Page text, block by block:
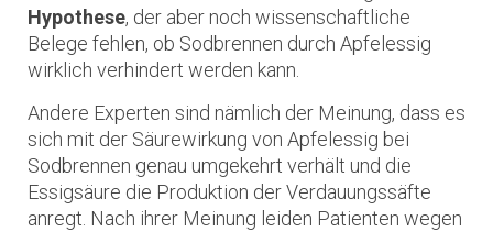
Hypothese, der aber noch wissenschaftliche
Belege fehlen, ob Sodbrennen durch Apfelessig
wirklich verhindert werden kann.
Andere Experten sind nämlich der Meinung, dass es
sich mit der Säurewirkung von Apfelessig bei
Sodbrennen genau umgekehrt verhält und die
Essigsäure die Produktion der Verdauungssäfte
anregt. Nach ihrer Meinung leiden Patienten wegen